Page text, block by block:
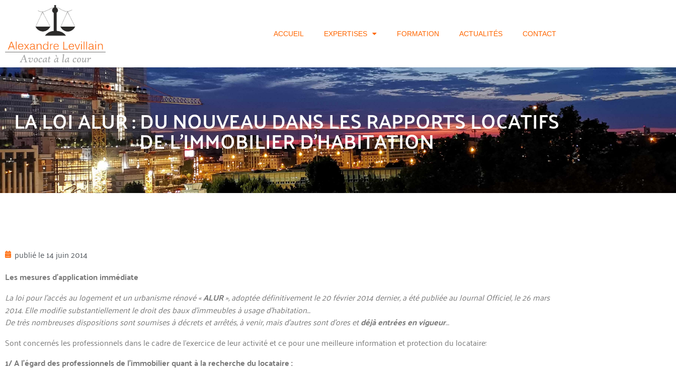
ACCUEIL EXPERTISES FORMATION ACTUALITÉS CONTACT
LA LOI ALUR : DU NOUVEAU DANS LES RAPPORTS LOCATIFS
DE L’IMMOBILIER D’HABITATION
publié le14 juin 2014
Les mesures d’application immédiate
La loi pour l’accès au logement et un urbanisme rénové «ALUR», adoptée définitivement le 20 février 2014 dernier, a été publiée au Journal Officiel, le 26 mars
2014. Elle modifie substantiellement le droit des baux d’immeubles à usage d’habitation…
De très nombreuses dispositions sont soumises à décrets et arrêtés, à venir, mais d’autres sont d’ores etdéjà entrées en vigueur…
Sont concernés les professionnels dans le cadre de l’exercice de leur activité et ce pour une meilleure information et protection du locataire:
1/ A l’égard des professionnels de l’immobilier quant à la recherche du locataire :